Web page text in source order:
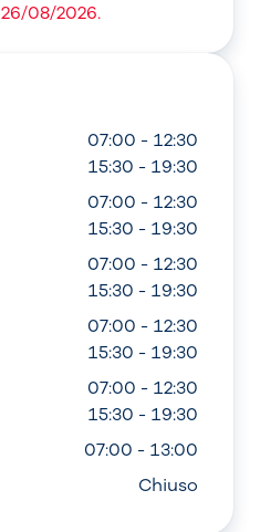
08/2026.
07:00 - 12:30
15:30 - 19:30
07:00 - 12:30
15:30 - 19:30
07:00 - 12:30
15:30 - 19:30
07:00 - 12:30
15:30 - 19:30
07:00 - 12:30
15:30 - 19:30
07:00 - 13:00
Chiuso